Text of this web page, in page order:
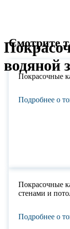
водяной
Смотрите
Покрасочные
Подробнее о
Покрасочные
стенами и
Подробнее о